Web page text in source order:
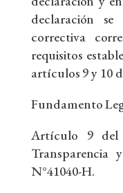
declaración
correctiva
requisitos
artículos 9 y 10
Fundamento
Artículo 9 del
Transparencia
N°41040-H.